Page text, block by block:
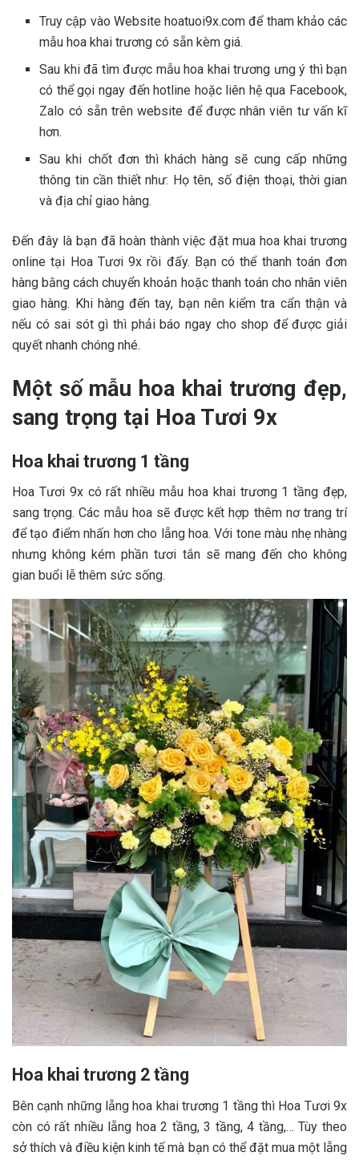
Truy cập vào Website hoatuoi9x.com để tham khảo các
mẫu hoa khai trương có sẵn kèm giá.
Sau khi đã tìm được mẫu hoa khai trương ưng ý thì bạn
có thể gọi ngay đến hotline hoặc liên hệ qua Facebook,
Zalo có sẵn trên website để được nhân viên tư vấn kĩ
hơn.
Sau khi chốt đơn thì khách hàng sẽ cung cấp những
thông tin cần thiết như: Họ tên, số điện thoại, thời gian
và địa chỉ giao hàng.
Đến đây là bạn đã hoàn thành việc đặt mua hoa khai trương
online tại Hoa Tươi 9x rồi đấy. Bạn có thể thanh toán đơn
hàng bằng cách chuyển khoản hoặc thanh toán cho nhân viên
giao hàng. Khi hàng đến tay, bạn nên kiểm tra cẩn thận và
nếu có sai sót gì thì phải báo ngay cho shop để được giải
quyết nhanh chóng nhé.
Một số mẫu hoa khai trương đẹp,
sang trọng tại Hoa Tươi 9x
Hoa khai trương 1 tầng
Hoa Tươi 9x có rất nhiều mẫu hoa khai trương 1 tầng đẹp,
sang trọng. Các mẫu hoa sẽ được kết hợp thêm nơ trang trí
để tạo điểm nhấn hơn cho lẵng hoa. Với tone màu nhẹ nhàng
nhưng không kém phần tươi tắn sẽ mang đến cho không
gian buổi lễ thêm sức sống.
Hoa khai trương 2 tầng
Bên cạnh những lẵng hoa khai trương 1 tầng thì Hoa Tươi 9x
còn có rất nhiều lẵng hoa 2 tầng, 3 tầng, 4 tầng,… Tùy theo
sở thích và điều kiện kinh tế mà bạn có thể đặt mua một lẵng